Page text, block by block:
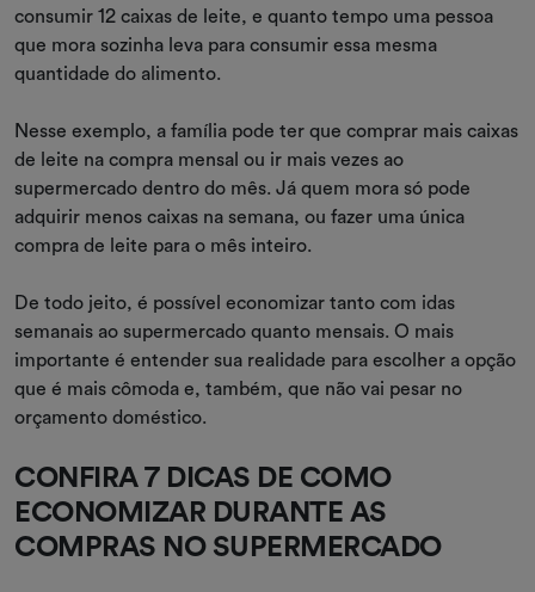
consumir 12 caixas de leite, e quanto tempo uma pessoa
que mora sozinha leva para consumir essa mesma
quantidade do alimento.
Nesse exemplo, a família pode ter que comprar mais caixas
de leite na compra mensal ou ir mais vezes ao
supermercado dentro do mês. Já quem mora só pode
adquirir menos caixas na semana, ou fazer uma única
compra de leite para o mês inteiro.
De todo jeito, é possível economizar tanto com idas
semanais ao supermercado quanto mensais. O mais
importante é entender sua realidade para escolher a opção
que é mais cômoda e, também, que não vai pesar no
orçamento doméstico.
CONFIRA 7 DICAS DE COMO
ECONOMIZAR DURANTE AS
COMPRAS NO SUPERMERCADO